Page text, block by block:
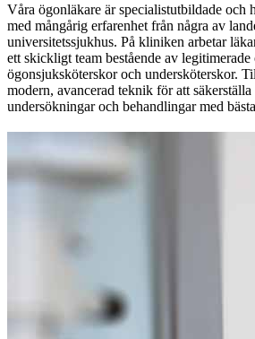
Våra ögonläkare är specialistutbildade och
med mångårig erfarenhet från några av
universitetssjukhus. På kliniken arbetar
ett skickligt team bestående av legitimerade
ögonsjuksköterskor och undersköterskor.
modern, avancerad teknik för att säkerställa
undersökningar och behandlingar med